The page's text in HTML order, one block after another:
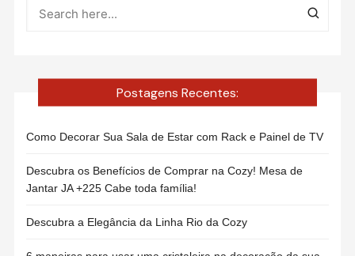
Postagens Recentes:
Como Decorar Sua Sala de Estar com Rack e Painel de TV
Descubra os Benefícios de Comprar na Cozy! Mesa de
Jantar JA +225 Cabe toda família!
Descubra a Elegância da Linha Rio da Cozy